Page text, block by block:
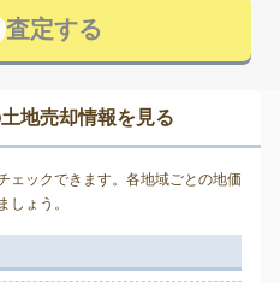
査定する
地売却情報を見る
ェックできます。各地域ごとの地価
しょう。